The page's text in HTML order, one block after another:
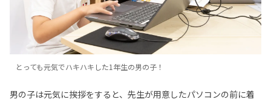
とっても元気でハキハキした1年生の男の子！
男の子は元気に挨拶をすると、先生が用意したパソコンの前に着